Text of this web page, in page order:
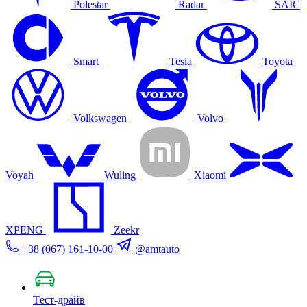
Polestar Radar SAIC
Smart Tesla Toyota
Volkswagen Volvo
Voyah Wuling Xiaomi
XPENG
Zeekr
+38 (067) 161-10-00
@amtauto
Tест-драйв